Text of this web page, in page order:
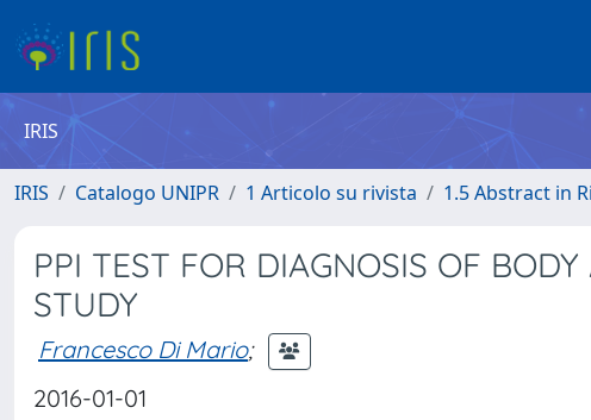
IRIS
IRIS Catalogo UNIPR 1 Articolo su rivista 1.5 Abstract in
PPI TEST FOR DIAGNOSIS OF
STUDY
Francesco Di Mario;
2016-01-01